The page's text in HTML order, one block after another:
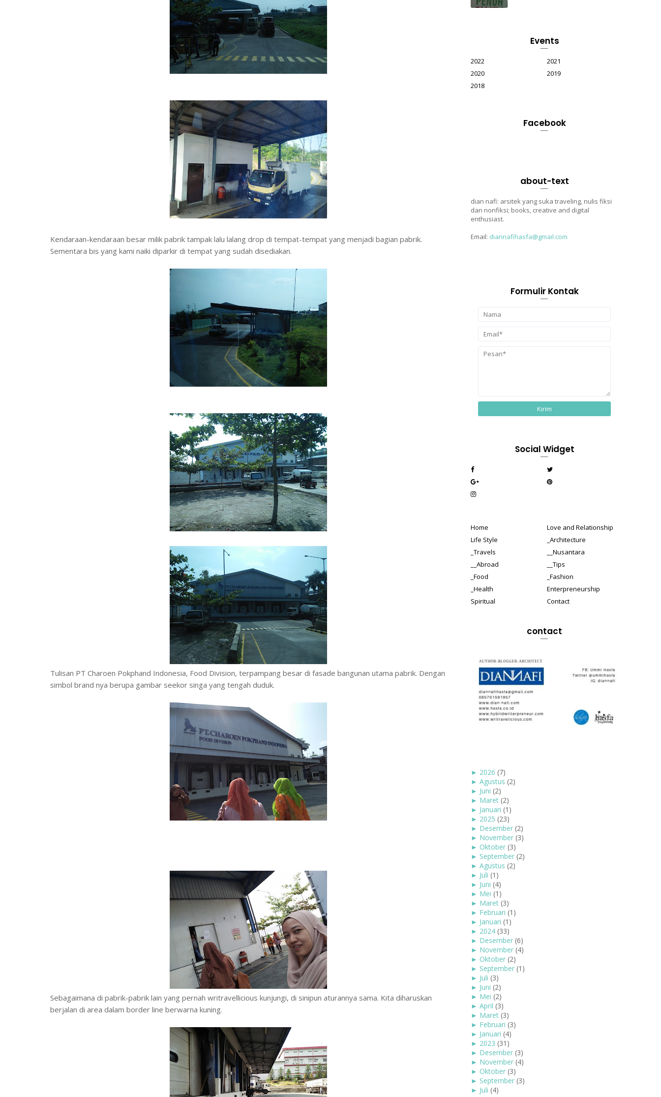
Kendaraan-kendaraan besar milik pabrik tampak lalu lalang drop di tempat-tempat yang menjadi bagian pabrik.
Sementara bis yang kami naiki diparkir di tempat yang sudah disediakan.
Tulisan PT Charoen Pokphand Indonesia, Food Division, terpampang besar di fasade bangunan utama pabrik. Dengan
simbol brand nya berupa gambar seekor singa yang tengah duduk.
Sebagaimana di pabrik-pabrik lain yang pernah writravellicious kunjungi, di sinipun aturannya sama. Kita diharuskan
berjalan di area dalam border line berwarna kuning.
Events
2022
2021
2020
2019
2018
Facebook
about-text
dian nafi: arsitek yang suka traveling, nulis fiksi
dan nonfiksi; books, creative and digital
enthusiast.
Email: diannafihasfa@gmail.com
Formulir Kontak
Social Widget
Home
Love and Relationship
Life Style
_Architecture
_Travels
__Nusantara
__Abroad
__Tips
_Food
_Fashion
_Health
Enterpreneurship
Spiritual
Contact
contact
► 2026 (7)
► Agustus (2)
► Juni (2)
► Maret (2)
► Januari (1)
► 2025 (23)
► Desember (2)
► November (3)
► Oktober (3)
► September (2)
► Agustus (2)
► Juli (1)
► Juni (4)
► Mei (1)
► Maret (3)
► Februari (1)
► Januari (1)
► 2024 (33)
► Desember (6)
► November (4)
► Oktober (2)
► September (1)
► Juli (3)
► Juni (2)
► Mei (2)
► April (3)
► Maret (3)
► Februari (3)
► Januari (4)
► 2023 (31)
► Desember (3)
► November (4)
► Oktober (3)
► September (3)
► Juli (4)